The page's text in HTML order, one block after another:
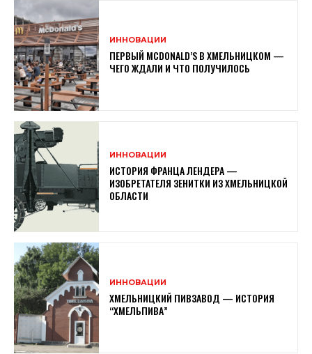
ИННОВАЦИИ
ПЕРВЫЙ MCDONALD’S В ХМЕЛЬНИЦКОМ —
ЧЕГО ЖДАЛИ И ЧТО ПОЛУЧИЛОСЬ
ИННОВАЦИИ
ИСТОРИЯ ФРАНЦА ЛЕНДЕРА —
ИЗОБРЕТАТЕЛЯ ЗЕНИТКИ ИЗ ХМЕЛЬНИЦКОЙ
ОБЛАСТИ
ИННОВАЦИИ
ХМЕЛЬНИЦКИЙ ПИВЗАВОД — ИСТОРИЯ
“ХМЕЛЬПИВА”